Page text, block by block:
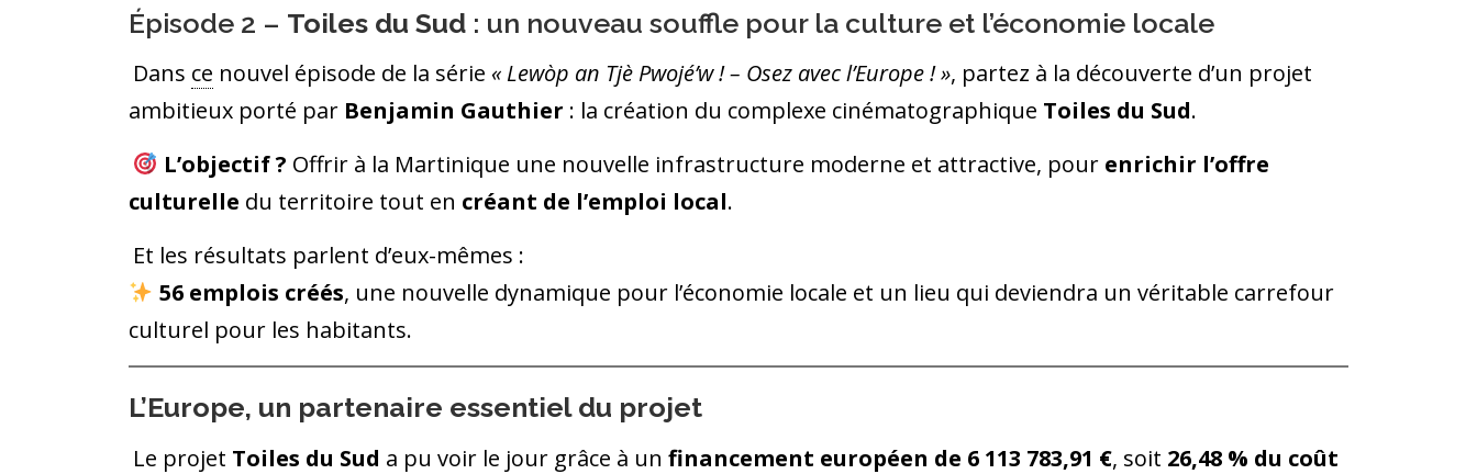
Épisode 2 – Toiles du Sud : un nouveau souffle pour la culture et l’économie locale
Dans ce nouvel épisode de la série « Lewòp an Tjè Pwojé’w ! – Osez avec l’Europe ! », partez à la découverte d’un projet
ambitieux porté par Benjamin Gauthier : la création du complexe cinématographique Toiles du Sud.
L’objectif ? Offrir à la Martinique une nouvelle infrastructure moderne et attractive, pour enrichir l’offre
culturelle du territoire tout en créant de l’emploi local.
Et les résultats parlent d’eux-mêmes :
56 emplois créés, une nouvelle dynamique pour l’économie locale et un lieu qui deviendra un véritable carrefour
culturel pour les habitants.
L’Europe, un partenaire essentiel du projet
Le projet Toiles du Sud a pu voir le jour grâce à un financement européen de 6 113 783,91 €, soit 26,48 % du coût